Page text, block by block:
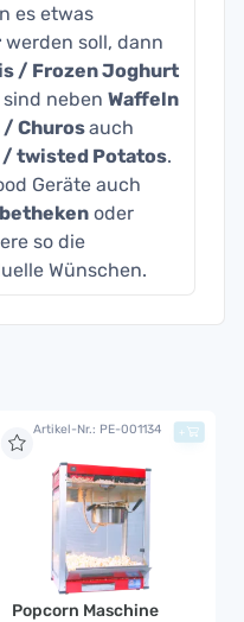
es etwas
werden soll, dann
/ Frozen Joghurt
sind neben Waffeln
/ Churosauch
/ twisted Potatos.
Geräte auch
oder
so die
Wünschen.
Artikel-Nr.: PE-001134
Popcorn Maschine
+